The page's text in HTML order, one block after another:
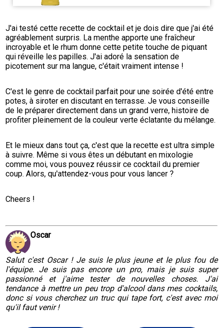
J'ai testé cette recette de cocktail et je dois dire que j'ai été
agréablement surpris. La menthe apporte une fraîcheur
incroyable et le rhum donne cette petite touche de piquant
qui réveille les papilles. J'ai adoré la sensation de
picotement sur ma langue, c'était vraiment intense !
C'est le genre de cocktail parfait pour une soirée d'été entre
potes, à siroter en discutant en terrasse. Je vous conseille
de le préparer directement dans un grand verre, histoire de
profiter pleinement de la couleur verte éclatante du mélange.
Et le mieux dans tout ça, c'est que la recette est ultra simple
à suivre. Même si vous êtes un débutant en mixologie
comme moi, vous pouvez réussir ce cocktail du premier
coup. Alors, qu'attendez-vous pour vous lancer ?
Cheers !
Oscar
Salut c'est Oscar ! Je suis le plus jeune et le plus fou de
l'équipe. Je suis pas encore un pro, mais je suis super
passionné et j'aime tester de nouvelles choses. J'ai
tendance à mettre un peu trop d'alcool dans mes cocktails,
donc si vous cherchez un truc qui tape fort, c'est avec moi
qu'il faut venir !